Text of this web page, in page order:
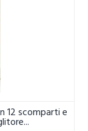
12 scomparti e